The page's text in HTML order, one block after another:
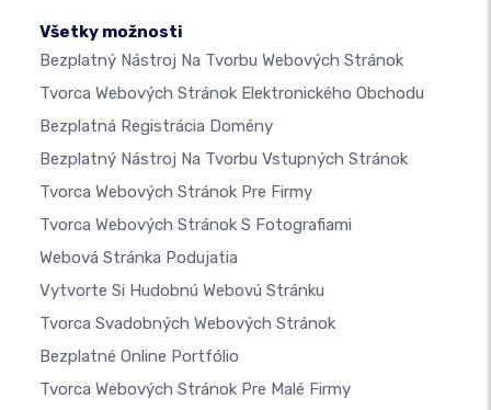
Všetky možnosti
Bezplatný Nástroj Na Tvorbu Webových Stránok
Tvorca Webových Stránok Elektronického Obchodu
Bezplatná Registrácia Domény
Bezplatný Nástroj Na Tvorbu Vstupných Stránok
Tvorca Webových Stránok Pre Firmy
Tvorca Webových Stránok S Fotografiami
Webová Stránka Podujatia
Vytvorte Si Hudobnú Webovú Stránku
Tvorca Svadobných Webových Stránok
Bezplatné Online Portfólio
Tvorca Webových Stránok Pre Malé Firmy